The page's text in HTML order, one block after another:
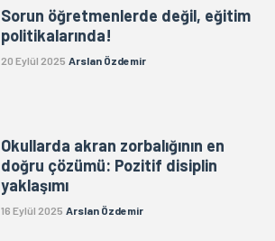
Sorun öğretmenlerde değil, eğitim
politikalarında!
20 Eylül 2025 Arslan Özdemir
Okullarda akran zorbalığının en
doğru çözümü: Pozitif disiplin
yaklaşımı
16 Eylül 2025 Arslan Özdemir